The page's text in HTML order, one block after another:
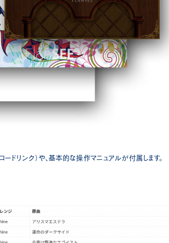
ードリンク）や、基本的な操作マニュアルが付属します。